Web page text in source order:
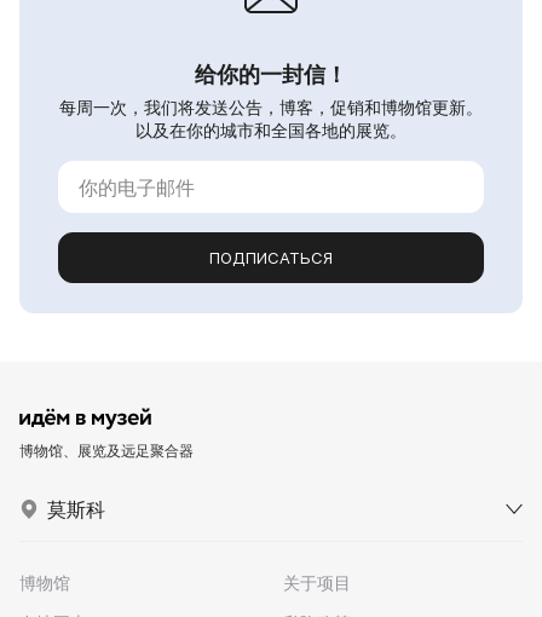
给你的一封信！
每周一次，我们将发送公告，博客，促销和博物馆更新。
以及在你的城市和全国各地的展览。
ПОДПИСАТЬСЯ
博物馆、展览及远足聚合器
莫斯科
博物馆
关于项目